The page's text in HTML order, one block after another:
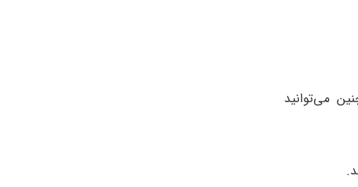
می‌توانید